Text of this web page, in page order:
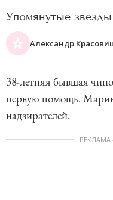
Упомянутые звезды
Александр
38-летняя бывшая
первую помощь.
надзирателей.